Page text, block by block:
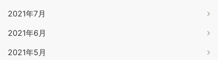
2021年7月
2021年6月
2021年5月